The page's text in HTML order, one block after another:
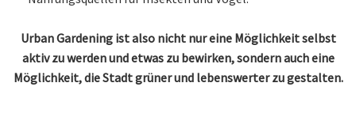
Urban Gardening ist also nicht nur eine Möglichkeit selbst
aktiv zu werden und etwas zu bewirken, sondern auch eine
Möglichkeit, die Stadt grüner und lebenswerter zu gestalten.